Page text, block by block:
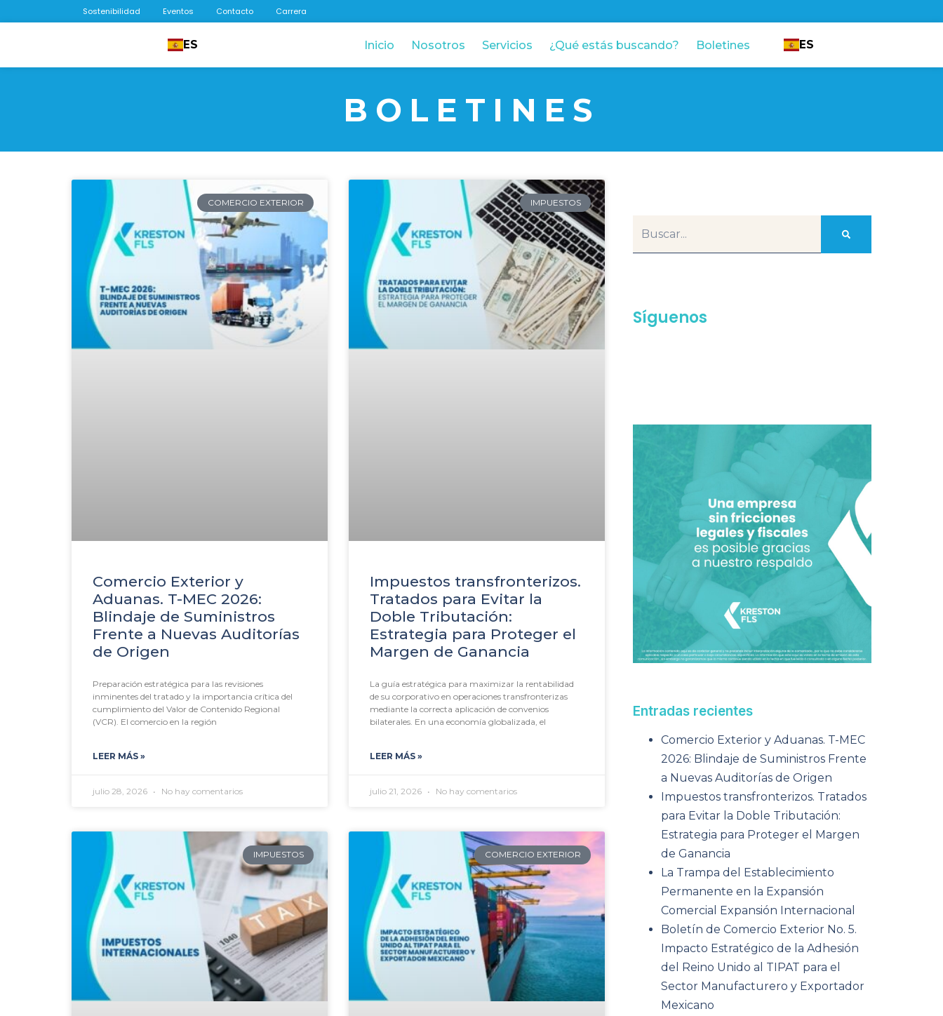
Sostenibilidad Eventos Contacto Carrera
ES Inicio Nosotros Servicios ¿Qué estás buscando? Boletines ES
BOLETINES
COMERCIO EXTERIOR
Comercio Exterior y
Aduanas. T-MEC 2026:
Blindaje de Suministros
Frente a Nuevas Auditorías
de Origen
Preparación estratégica para las revisiones
inminentes del tratado y la importancia crítica del
cumplimiento del Valor de Contenido Regional
(VCR). El comercio en la región
LEER MÁS »
julio 28, 2026 No hay comentarios
IMPUESTOS
Impuestos transfronterizos.
Tratados para Evitar la
Doble Tributación:
Estrategia para Proteger el
Margen de Ganancia
La guía estratégica para maximizar la rentabilidad
de su corporativo en operaciones transfronterizas
mediante la correcta aplicación de convenios
bilaterales. En una economía globalizada, el
LEER MÁS »
julio 21, 2026 No hay comentarios
IMPUESTOS COMERCIO EXTERIOR
Síguenos
Entradas recientes
Comercio Exterior y Aduanas. T-MEC
2026: Blindaje de Suministros Frente
a Nuevas Auditorías de Origen
Impuestos transfronterizos. Tratados
para Evitar la Doble Tributación:
Estrategia para Proteger el Margen
de Ganancia
La Trampa del Establecimiento
Permanente en la Expansión
Comercial Expansión Internacional
Boletín de Comercio Exterior No. 5.
Impacto Estratégico de la Adhesión
del Reino Unido al TIPAT para el
Sector Manufacturero y Exportador
Mexicano